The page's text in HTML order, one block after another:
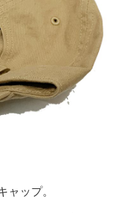
ャップ。